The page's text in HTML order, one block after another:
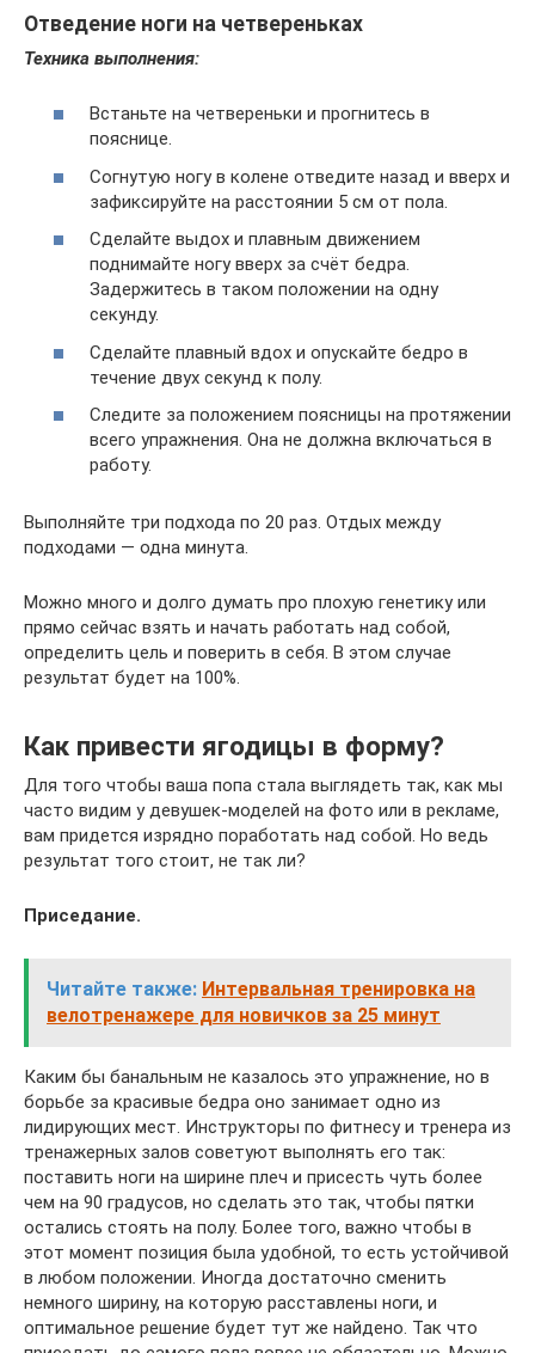
Отведение ноги на четвереньках
Техника выполнения:
Встаньте на четвереньки и прогнитесь в
пояснице.
Согнутую ногу в колене отведите назад и вверх и
зафиксируйте на расстоянии 5 см от пола.
Сделайте выдох и плавным движением
поднимайте ногу вверх за счёт бедра.
Задержитесь в таком положении на одну
секунду.
Сделайте плавный вдох и опускайте бедро в
течение двух секунд к полу.
Следите за положением поясницы на протяжении
всего упражнения. Она не должна включаться в
работу.
Выполняйте три подхода по 20 раз. Отдых между
подходами — одна минута.
Можно много и долго думать про плохую генетику или
прямо сейчас взять и начать работать над собой,
определить цель и поверить в себя. В этом случае
результат будет на 100%.
Как привести ягодицы в форму?
Для того чтобы ваша попа стала выглядеть так, как мы
часто видим у девушек-моделей на фото или в рекламе,
вам придется изрядно поработать над собой. Но ведь
результат того стоит, не так ли?
Приседание.
Читайте также: Интервальная тренировка на
велотренажере для новичков за 25 минут
Каким бы банальным не казалось это упражнение, но в
борьбе за красивые бедра оно занимает одно из
лидирующих мест. Инструкторы по фитнесу и тренера из
тренажерных залов советуют выполнять его так:
поставить ноги на ширине плеч и присесть чуть более
чем на 90 градусов, но сделать это так, чтобы пятки
остались стоять на полу. Более того, важно чтобы в
этот момент позиция была удобной, то есть устойчивой
в любом положении. Иногда достаточно сменить
немного ширину, на которую расставлены ноги, и
оптимальное решение будет тут же найдено. Так что